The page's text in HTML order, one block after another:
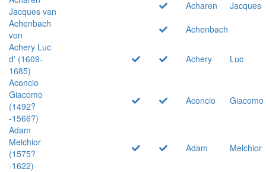
Jacques van
Acharen
Jacques
Achenbach
von
Achenbach
Achery Luc
d' (1609-
1685)
Achery
Luc
Aconcio
Giacomo
(1492?
-1566?)
Aconcio Giacomo
Adam
Melchior
(1575?
-1622)
Adam Melchior